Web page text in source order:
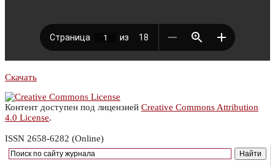
Скачать
Контент доступен под лицензией Creative Commons Attribution
4.0 License.
ISSN 2658-6282 (Online)